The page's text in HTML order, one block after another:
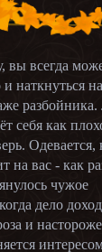
вы всегда
наткнуться
себя как
Одевается,
на вас - как
чужое
дело
и